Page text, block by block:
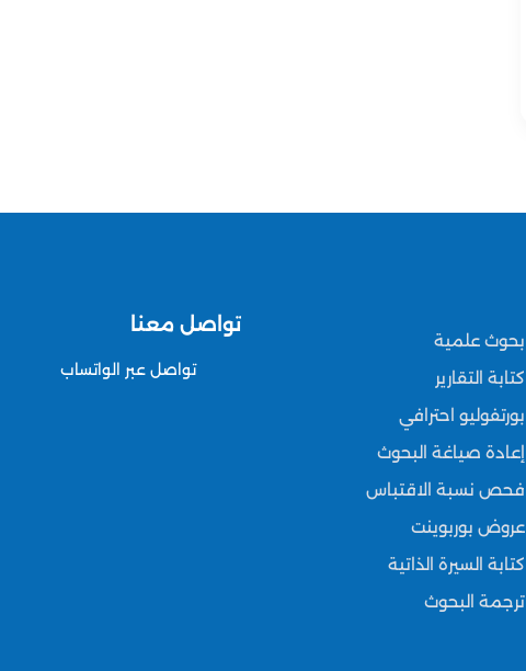
بحوث علمية
كتابة التقارير
بورتفوليو احترافي
إعادة صياغة البحوث
فحص نسبة الاقتباس
عروض بوربوينت
كتابة السيرة الذاتية
ترجمة البحوث
تواصل معنا
تواصل عبر الواتساب